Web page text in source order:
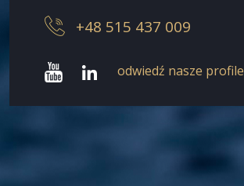
+48 515 437 009
odwiedź nasze profile